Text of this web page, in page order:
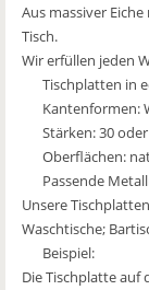
Aus massiver
Tisch.
Wir erfüllen jeden
Tischplatten in
Kantenformen:
Stärken: 30
Oberflächen:
Passende
Unsere
Waschtische;
Beispiel:
Die Tischplatte auf